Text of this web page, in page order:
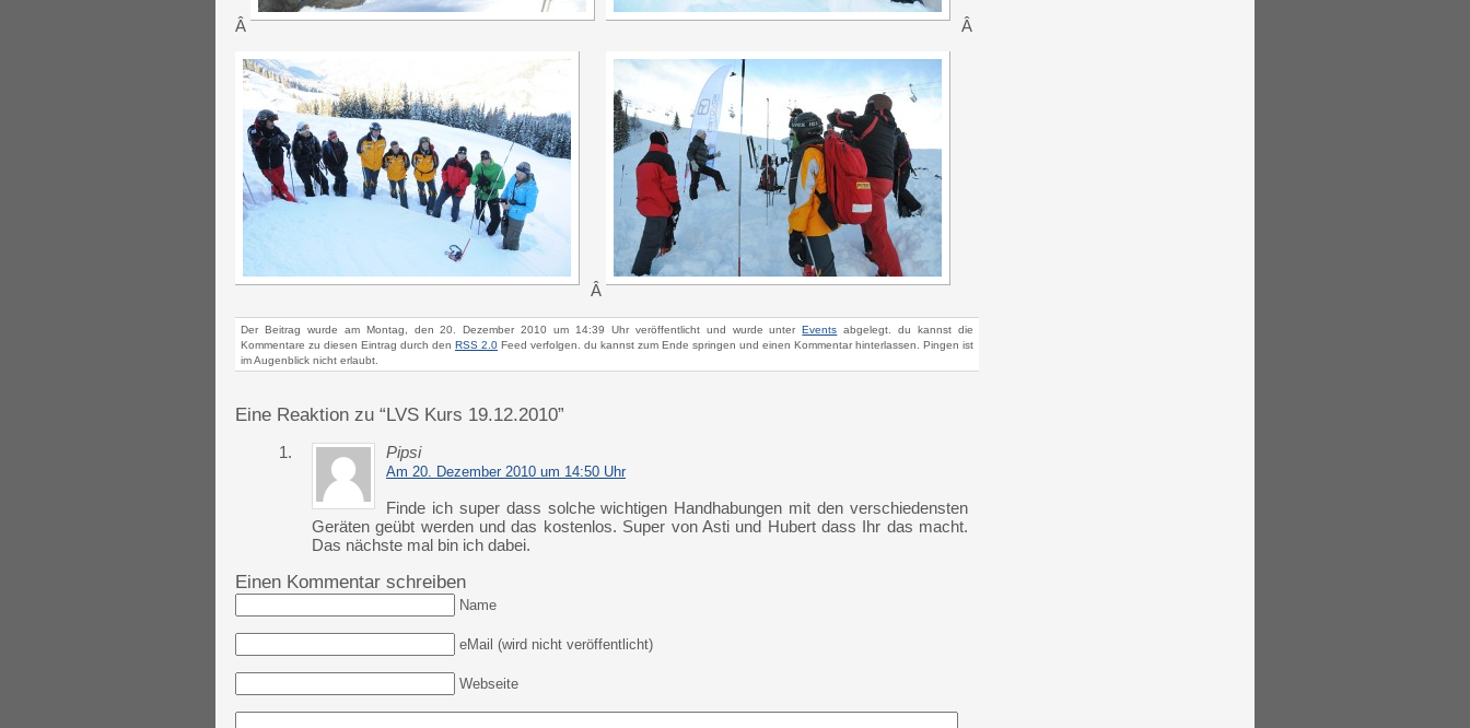
Â Â
Â
Der Beitrag wurde am Montag, den 20. Dezember 2010 um 14:39 Uhr veröffentlicht und wurde unterEvents abgelegt. du kannst die
Kommentare zu diesen Eintrag durch den RSS 2.0 Feed verfolgen. du kannst zum Ende springen und einen Kommentar hinterlassen. Pingen ist
im Augenblick nicht erlaubt.
Eine Reaktion zu “LVS Kurs 19.12.2010”
1. Pipsi
Am 20. Dezember 2010 um 14:50 Uhr
Finde ich super dass solche wichtigen Handhabungen mit den verschiedensten
Geräten geübt werden und das kostenlos. Super von Asti und Hubert dass Ihr das macht.
Das nächste mal bin ich dabei.
Einen Kommentar schreiben
Name
eMail (wird nicht veröffentlicht)
Webseite